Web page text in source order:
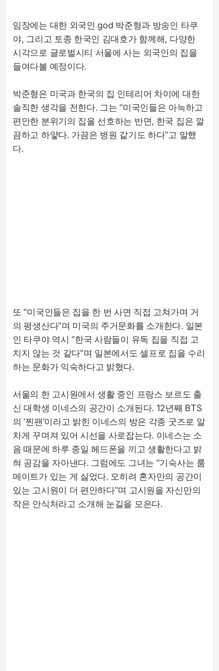
임장에는 대한 외국인 god 박준형과 방송인 타쿠
야, 그리고 토종 한국인 김대호가 함께해, 다양한
시각으로 글로벌시티 서울에 사는 외국인의 집을
들여다볼 예정이다.
박준형은 미국과 한국의 집 인테리어 차이에 대한
솔직한 생각을 전한다. 그는 “미국인들은 아늑하고
편안한 분위기의 집을 선호하는 반면, 한국 집은 깔
끔하고 하얗다. 가끔은 병원 같기도 하다”고 말했
다.
또 “미국인들은 집을 한 번 사면 직접 고쳐가며 거
의 평생산다”며 미국의 주거문화를 소개한다. 일본
인 타쿠야 역시 “한국 사람들이 유독 집을 직접 고
치지 않는 것 같다”며 일본에서도 셀프로 집을 수리
하는 문화가 익숙하다고 밝혔다.
서울의 한 고시원에서 생활 중인 프랑스 보르도 출
신 대학생 이네스의 공간이 소개된다. 12년째 BTS
의 ‘찐팬’이라고 밝힌 이네스의 방은 각종 굿즈로 알
차게 꾸며져 있어 시선을 사로잡는다. 이네스는 소
음 때문에 하루 종일 헤드폰을 끼고 생활한다고 밝
혀 공감을 자아낸다. 그럼에도 그녀는 “기숙사는 룸
메이트가 있는 게 싫었다. 오히려 혼자만의 공간이
있는 고시원이 더 편안하다”며 고시원을 자신만의
작은 안식처라고 소개해 눈길을 모은다.